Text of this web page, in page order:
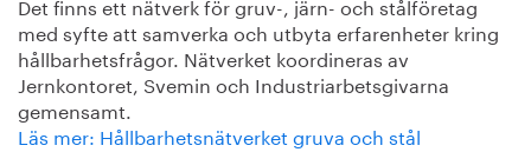
med syfte att samverka och utbyta erfarenheter kring
hållbarhetsfrågor. Nätverket koordineras av
Jernkontoret, Svemin och Industriarbetsgivarna
gemensamt.
Läs mer: Hållbarhetsnätverket gruva och stål